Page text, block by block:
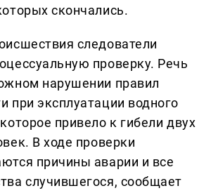
скончались.
следователи
проверку. Речь
нарушении правил
при эксплуатации водного
привело к гибели двух
В ходе проверки
причины аварии и все
случившегося, сообщает